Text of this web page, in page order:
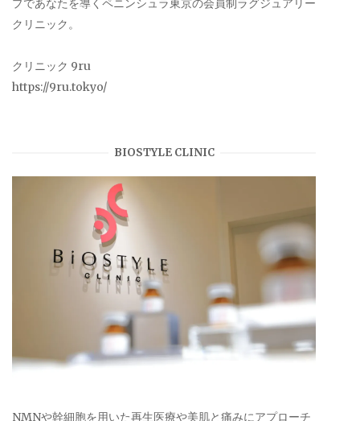
プであなたを導くペニンシュラ東京の会員制ラグジュアリー
クリニック。
クリニック 9ru
https://9ru.tokyo/
BIOSTYLE CLINIC
NMNや幹細胞を用いた再生医療や美肌と痛みにアプローチ